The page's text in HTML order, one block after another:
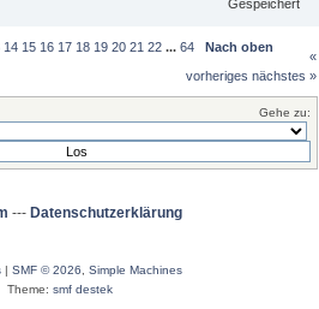
Gespeichert
14 15 16 17 18 19 20 21 22 ...64 Nach oben
«
vorheriges nächstes »
Gehe zu:
--- Datenschutzerklärung
| SMF © 2026
Simple Machines
Theme: smf destek